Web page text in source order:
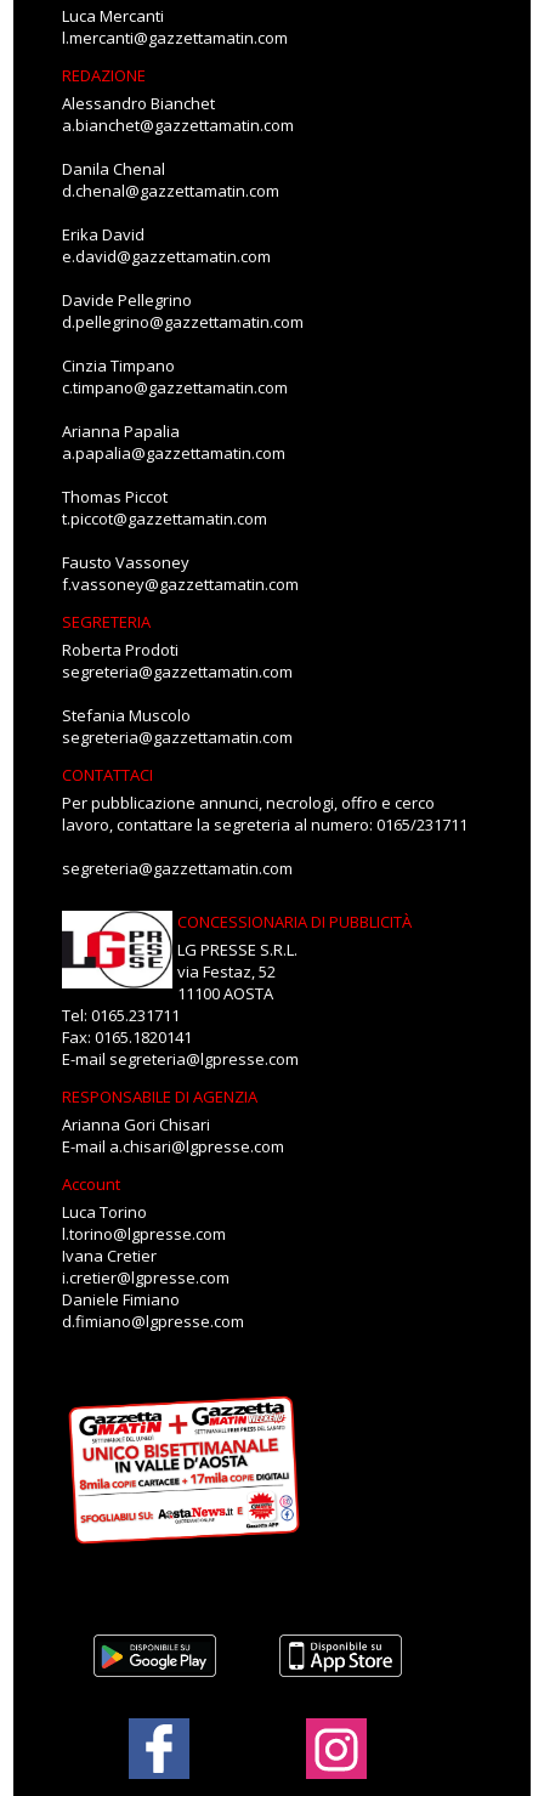
Luca Mercanti
l.mercanti@gazzettamatin.com
REDAZIONE
Alessandro Bianchet
a.bianchet@gazzettamatin.com
Danila Chenal
d.chenal@gazzettamatin.com
Erika David
e.david@gazzettamatin.com
Davide Pellegrino
d.pellegrino@gazzettamatin.com
Cinzia Timpano
c.timpano@gazzettamatin.com
Arianna Papalia
a.papalia@gazzettamatin.com
Thomas Piccot
t.piccot@gazzettamatin.com
Fausto Vassoney
f.vassoney@gazzettamatin.com
SEGRETERIA
Roberta Prodoti
segreteria@gazzettamatin.com
Stefania Muscolo
segreteria@gazzettamatin.com
CONTATTACI
Per pubblicazione annunci, necrologi, offro e cerco
lavoro, contattare la segreteria al numero: 0165/231711
segreteria@gazzettamatin.com
CONCESSIONARIA DI PUBBLICITÀ
LG PRESSE S.R.L.
via Festaz, 52
11100 AOSTA
Tel: 0165.231711
Fax: 0165.1820141
E-mail segreteria@lgpresse.com
RESPONSABILE DI AGENZIA
Arianna Gori Chisari
E-mail a.chisari@lgpresse.com
Account
Luca Torino
l.torino@lgpresse.com
Ivana Cretier
i.cretier@lgpresse.com
Daniele Fimiano
d.fimiano@lgpresse.com